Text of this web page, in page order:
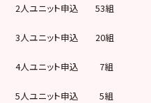
2人ユニット申込 53組
3人ユニット申込 20組
4人ユニット申込 7組
5人ユニット申込 5組